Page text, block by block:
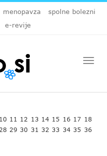
menopavza
spolne bolezni
e-revije
10 11 12 13 14 15 16 17 18
28 29 30 31 32 33 34 35 36